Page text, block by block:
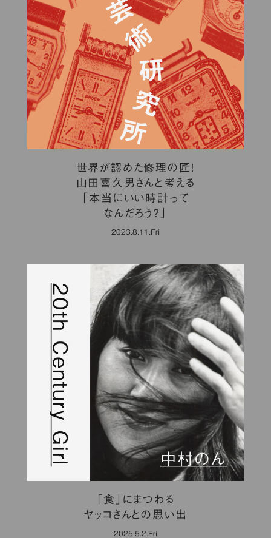
世界が認めた修理の匠！
山田喜久男さんと考える
「本当にいい時計って
なんだろう？」
2023.8.11.Fri
「食」にまつわる
ヤッコさんとの思い出
2025.5.2.Fri